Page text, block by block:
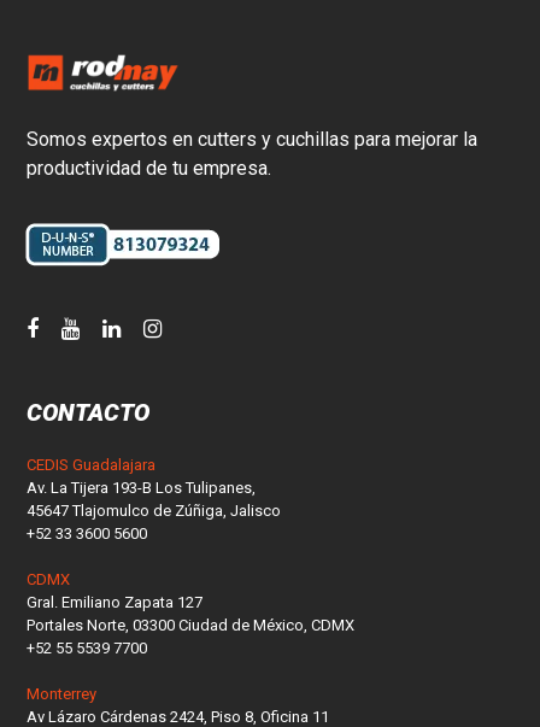
Somos expertos en cutters y cuchillas para mejorar la
productividad de tu empresa.
CONTACTO
CEDIS Guadalajara
Av. La Tijera 193-B Los Tulipanes,
45647 Tlajomulco de Zúñiga, Jalisco
+52 33 3600 5600
CDMX
Gral. Emiliano Zapata 127
Portales Norte, 03300 Ciudad de México, CDMX
+52 55 5539 7700
Monterrey
Av Lázaro Cárdenas 2424, Piso 8, Oficina 11